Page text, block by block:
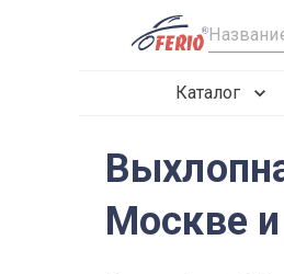
R
Каталог
Москве и